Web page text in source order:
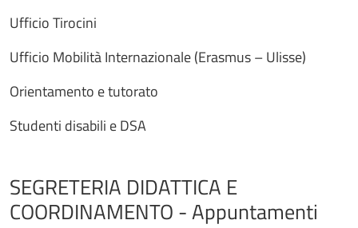
Ufficio Tirocini
Ufficio Mobilità Internazionale (Erasmus – Ulisse)
Orientamento e tutorato
Studenti disabili e DSA
SEGRETERIA DIDATTICA E
COORDINAMENTO - Appuntamenti